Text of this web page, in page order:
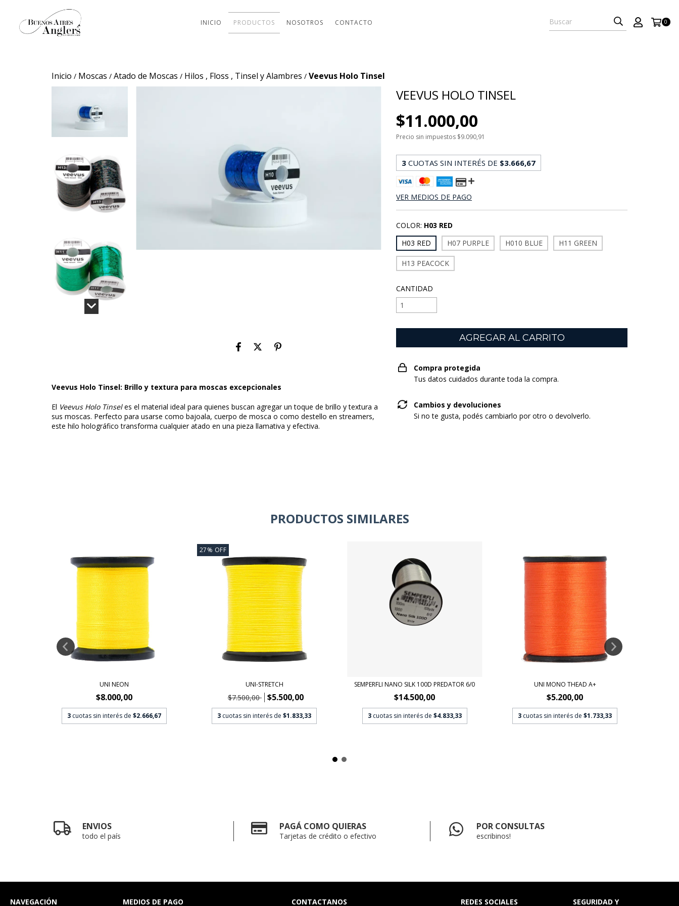
INICIO PRODUCTOS NOSOTROS CONTACTO 0
Inicio / Moscas / Atado de Moscas / Hilos , Floss , Tinsel y Alambres / Veevus Holo Tinsel
Veevus Holo Tinsel: Brillo y textura para moscas excepcionales
El Veevus Holo Tinseles el material ideal para quienes buscan agregar un toque de brillo y textura a
sus moscas. Perfecto para usarse como bajoala, cuerpo de mosca o como destello en streamers,
este hilo holográfico transforma cualquier atado en una pieza llamativa y efectiva.
VEEVUS HOLO TINSEL
$11.000,00
Precio sin impuestos $9.090,91
3 CUOTAS SIN INTERÉS DE $3.666,67
VER MEDIOS DE PAGO
COLOR: H03 RED
H03 RED
H07 PURPLE H010 BLUE H11 GREEN
H13 PEACOCK
CANTIDAD
Compra protegida
Tus datos cuidados durante toda la compra.
Cambios y devoluciones
Si no te gusta, podés cambiarlo por otro o devolverlo.
PRODUCTOS SIMILARES
UNI NEON
$8.000,00
3 cuotas sin interés de $2.666,67
27% OFF
UNI-STRETCH
$7.500,00 $5.500,00
3 cuotas sin interés de$1.833,33
SEMPERFLI NANO SILK 100D PREDATOR 6/0
$14.500,00
3 cuotas sin interés de $4.833,33
UNI MONO THEAD A+
$5.200,00
3 cuotas sin interés de$1.733,33
ENVIOS
todo el país
PAGÁ COMO QUIERAS
Tarjetas de crédito o efectivo
POR CONSULTAS
escribinos!
NAVEGACIÓN MEDIOS DE PAGO CONTACTANOS REDES SOCIALES SEGURIDAD Y